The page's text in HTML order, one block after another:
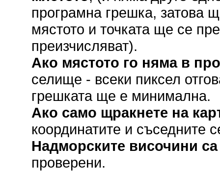
програмна грешка, затова
мястото и точката ще се
преизчисляват).
Ако мястото го няма в
селище - всеки пиксел
грешката ще е минимална.
Ако само щракнете на
координатите и съседните
Надморските височини
проверени.